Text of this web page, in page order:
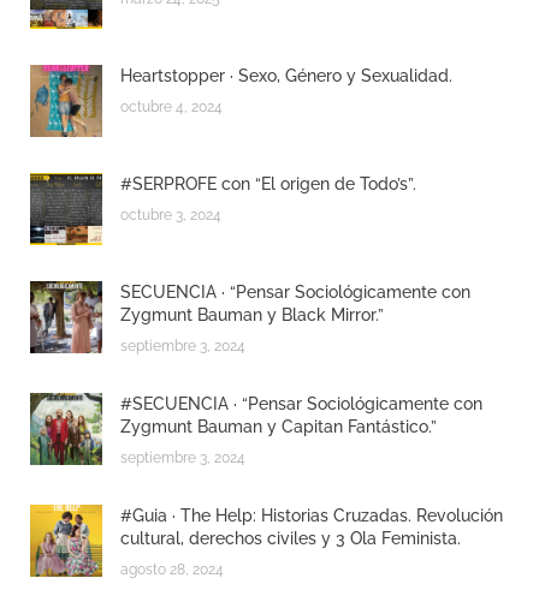
Heartstopper · Sexo, Género y Sexualidad.
octubre 4, 2024
#SERPROFE con “El origen de Todo’s”.
octubre 3, 2024
SECUENCIA · “Pensar Sociológicamente con
Zygmunt Bauman y Black Mirror.”
septiembre 3, 2024
#SECUENCIA · “Pensar Sociológicamente con
Zygmunt Bauman y Capitan Fantástico.”
septiembre 3, 2024
#Guia · The Help: Historias Cruzadas. Revolución
cultural, derechos civiles y 3 Ola Feminista.
agosto 28, 2024